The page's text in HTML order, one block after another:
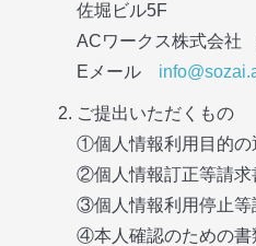
佐堀ビル5F
ACワークス株式会社
Eメール
ご提出いただくもの
①個人情報利用目的の
②個人情報訂正等請求
③個人情報利用停止等
④本人確認のための書